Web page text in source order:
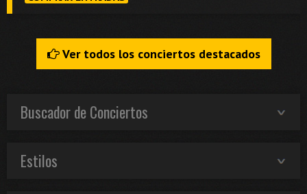
Ver todos los conciertos destacados
Buscador de Conciertos
Estilos